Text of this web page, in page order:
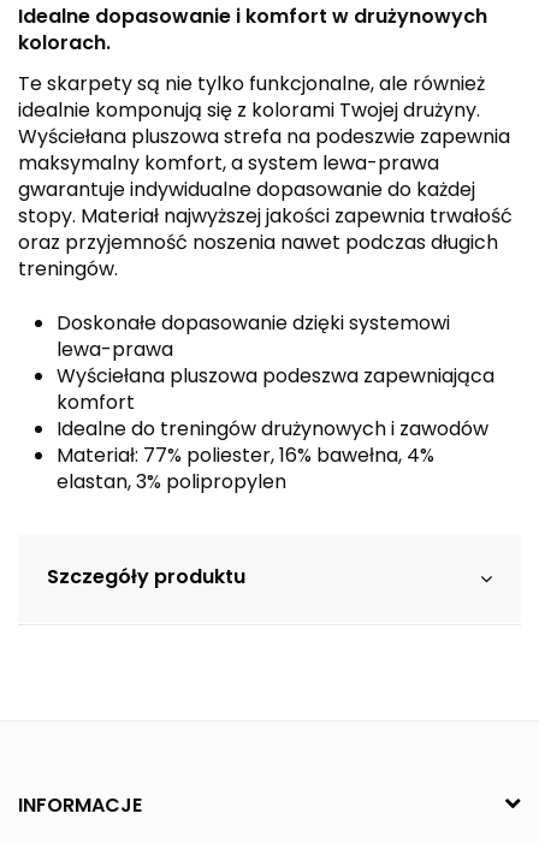
Idealne dopasowanie i komfort w drużynowych
kolorach.
Te skarpety są nie tylko funkcjonalne, ale również
idealnie komponują się z kolorami Twojej drużyny.
Wyściełana pluszowa strefa na podeszwie zapewnia
maksymalny komfort, a system lewa-prawa
gwarantuje indywidualne dopasowanie do każdej
stopy. Materiał najwyższej jakości zapewnia trwałość
oraz przyjemność noszenia nawet podczas długich
treningów.
Doskonałe dopasowanie dzięki systemowi
lewa-prawa
Wyściełana pluszowa podeszwa zapewniająca
komfort
Idealne do treningów drużynowych i zawodów
Materiał: 77% poliester, 16% bawełna, 4%
elastan, 3% polipropylen
Szczegóły produktu
INFORMACJE